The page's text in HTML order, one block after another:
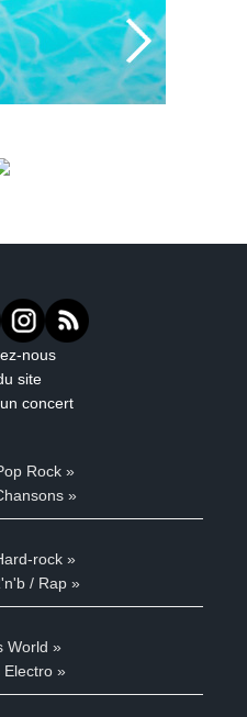
nous
site
concert
Rock »
»
rock »
/ Rap »
World »
Electro »